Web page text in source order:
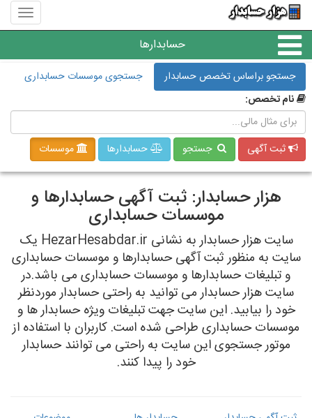
منوی
سایت
حسابدارها
موسسات حسابداری
حسابداری
جستجو براساس تخصص حسابدار
جستجوی موسسات حسابداری
نام تخصص:
ثبت آگهی جستجو حسابدارها موسسات
هزار حسابدار: ثبت آگهی حسابدارها و
موسسات حسابداری
سایت هزار حسابدار به نشانی HezarHesabdar.ir یک
سایت به منظور ثبت آگهی حسابدارها و موسسات حسابداری
و تبلیغات حسابدارها و موسسات حسابداری می باشد.در
سایت هزار حسابدار می توانید به راحتی حسابدار موردنظر
خود را بیابید. این سایت جهت تبلیغات ویژه حسابدار ها و
موسسات حسابداری طراحی شده است. کاربران با استفاده از
موتور جستجوی این سایت به راحتی می توانند حسابدار
خود را پیدا کنند.